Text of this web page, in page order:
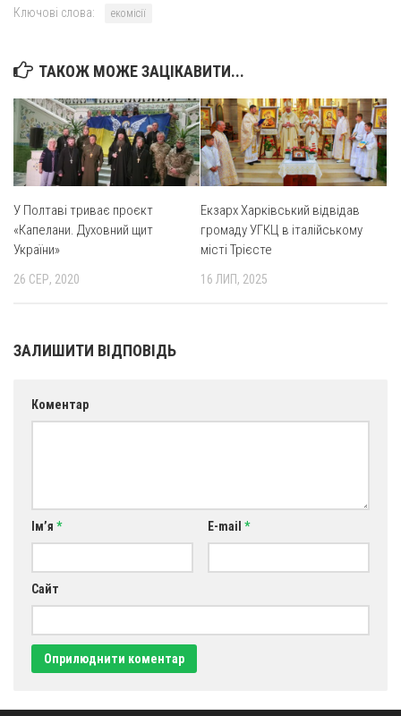
Ключові слова: екомісії
ТАКОЖ МОЖЕ ЗАЦІКАВИТИ...
У Полтаві триває проєкт
«Капелани. Духовний щит
України»
26 СЕР, 2020
Екзарх Харківський відвідав
громаду УГКЦ в італійському
місті Трієсте
16 ЛИП, 2025
ЗАЛИШИТИ ВІДПОВІДЬ
Коментар
Ім’я * E-mail *
Сайт